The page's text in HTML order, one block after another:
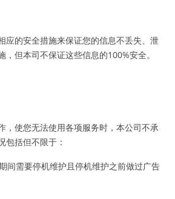
应的安全措施来保证您的信息不丢失、泄
，但本司不保证这些信息的100%安全。
，使您无法使用各项服务时，本公司不承
包括但不限于：
间需要停机维护且停机维护之前做过广告